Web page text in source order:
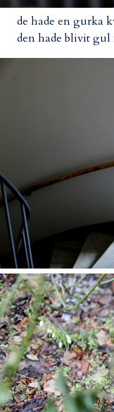
de hade en gurka
den hade blivit